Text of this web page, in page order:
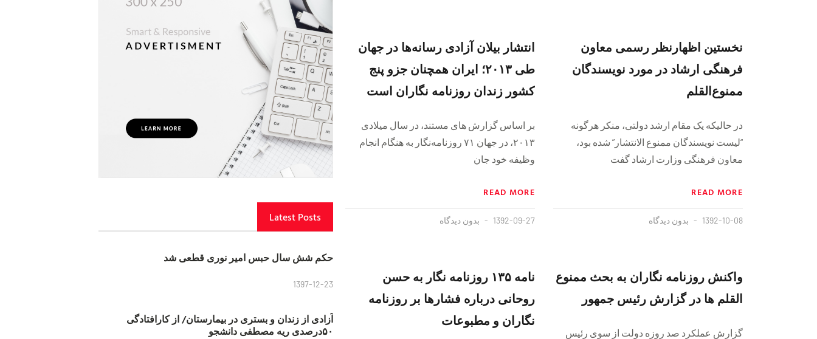
نخستین اظهارنظر رسمی معاون
فرهنگی ارشاد در مورد نویسندگان
ممنوع‌القلم
در حالیکه یک مقام ارشد دولتی، منکر هرگونه
“لیست نویسندگان ممنوع الانتشار” شده بود،
معاون فرهنگی وزارت ارشاد گفت
READ MORE
1392-10-08 بدون دیدگاه
‌انتشار بیلان آزادی رسانه‌ها در جهان
طی ٢٠١٣؛ ایران همچنان جزو پنج
کشور زندان روزنامه نگاران است
بر اساس گزارش های مستند، در سال میلادی
٢٠١٣، در جهان ٧١ روزنامه‌نگار به هنگام انجام
وظیفه خود جان
READ MORE
1392-09-27 بدون دیدگاه
واکنش روزنامه نگاران به بحث ممنوع
القلم ها در گزارش رئیس جمهور
گزارش عملکرد صد روزه دولت از سوی رئیس
نامه ۱۳۵ روزنامه نگار به حسن
روحانی درباره فشارها بر روزنامه
نگاران و مطبوعات
Latest Posts
حکم شش سال حبس امیر نوری قطعی شد
1397-12-23
آزادی از زندان و بستری در بیمارستان/ از کارافتادگی
۵۰درصدی ریه مصطفی دانشجو